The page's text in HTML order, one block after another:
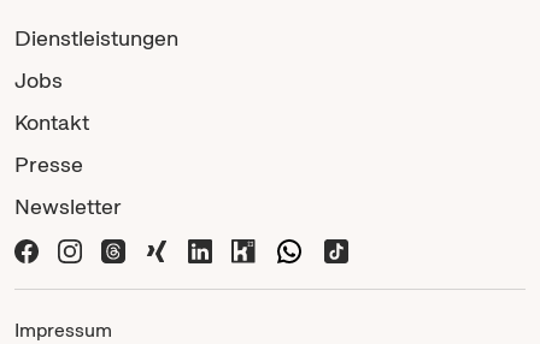
Dienstleistungen
Jobs
Kontakt
Presse
Newsletter
Impressum